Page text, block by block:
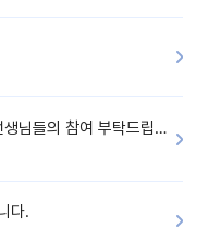
[커피쿠폰☕️/설문모집] 자녀가 있으신 선생님들의 참여 부탁드립니다!!
다.